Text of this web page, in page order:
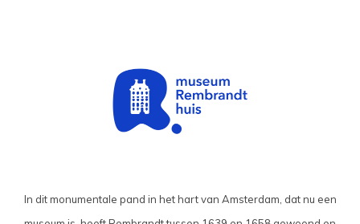
In dit monumentale pand in het hart van Amsterdam, dat nu een